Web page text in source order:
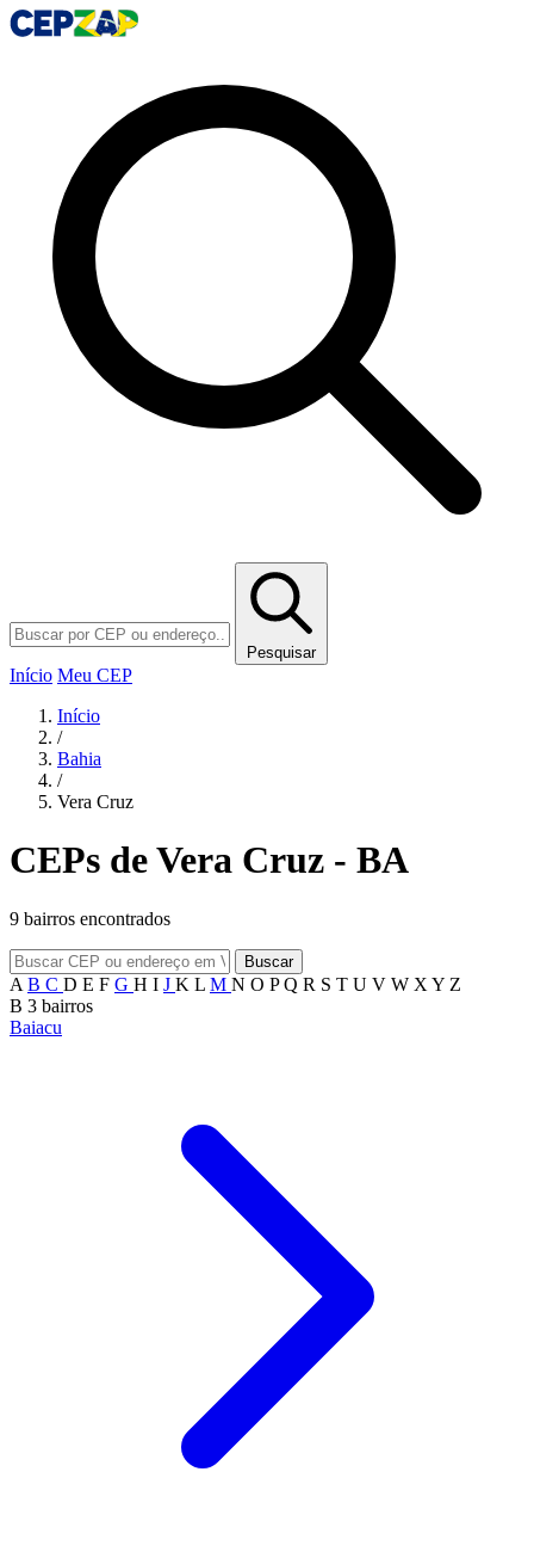
Pesquisar
Início Meu CEP
Início
/
Bahia
/
Vera Cruz
CEPs de Vera Cruz - BA
9 bairros encontrados
Buscar
A B C D E F G H I J K L M N O PQ R S T U V W X Y Z
B 3 bairros
Baiacu